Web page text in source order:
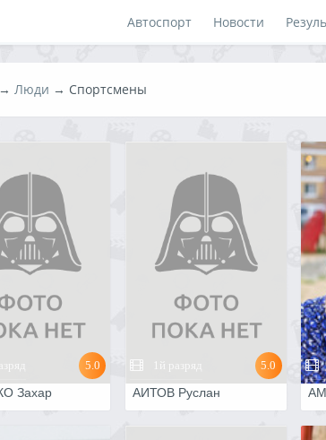
Автоспорт Новости
→ Люди → Спортсмены
5.0
Захар
1й разряд 5.0
АИТОВ Руслан